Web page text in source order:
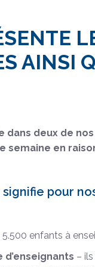
AINSI
dans deux de
semaine en
signifie pour
enfants à
d’enseignants –